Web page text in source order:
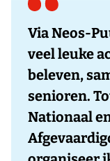
Via Neos-
veel leuke
beleven,
senioren.
Nationaal